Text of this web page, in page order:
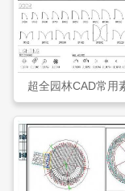
超全园林CAD常用